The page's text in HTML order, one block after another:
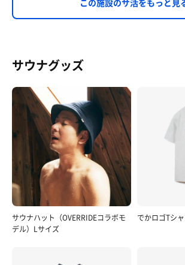
この施設のサ活をもっと見
サウナグッズ
サウナハット（OVERRIDEコラボモ
デル）Lサイズ
でかロゴTシ